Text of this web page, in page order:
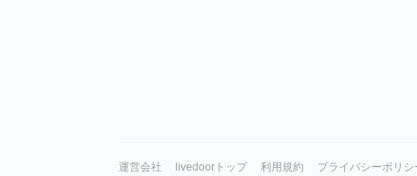
運営会社 livedoorトップ 利用規約 プライバシーポリシ